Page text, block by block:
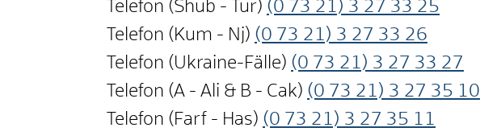
Telefon (Shub - Tur) (0 73 21) 3 27 33 25
Telefon (Kum - Nj) (0 73 21) 3 27 33 26
Telefon (Ukraine-Fälle) (0 73 21) 3 27 33 27
Telefon (A - Ali & B - Cak) (0 73 21) 3 27 35 10
Telefon (Farf - Has) (0 73 21) 3 27 35 11